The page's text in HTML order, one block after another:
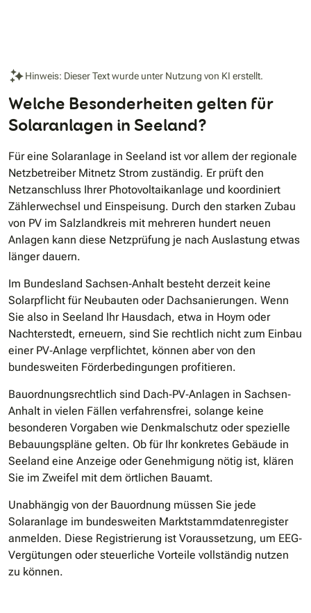
Hinweis: Dieser Text wurde unter Nutzung von KI erstellt.
Welche Besonderheiten gelten für
Solaranlagen in Seeland?
Für eine Solaranlage in Seeland ist vor allem der regionale
Netzbetreiber Mitnetz Strom zuständig. Er prüft den
Netzanschluss Ihrer Photovoltaikanlage und koordiniert
Zählerwechsel und Einspeisung. Durch den starken Zubau
von PV im Salzlandkreis mit mehreren hundert neuen
Anlagen kann diese Netzprüfung je nach Auslastung etwas
länger dauern.
Im Bundesland Sachsen‐Anhalt besteht derzeit keine
Solarpflicht für Neubauten oder Dachsanierungen. Wenn
Sie also in Seeland Ihr Hausdach, etwa in Hoym oder
Nachterstedt, erneuern, sind Sie rechtlich nicht zum Einbau
einer PV‐Anlage verpflichtet, können aber von den
bundesweiten Förderbedingungen profitieren.
Bauordnungsrechtlich sind Dach‐PV‐Anlagen in Sachsen‐
Anhalt in vielen Fällen verfahrensfrei, solange keine
besonderen Vorgaben wie Denkmalschutz oder spezielle
Bebauungspläne gelten. Ob für Ihr konkretes Gebäude in
Seeland eine Anzeige oder Genehmigung nötig ist, klären
Sie im Zweifel mit dem örtlichen Bauamt.
Unabhängig von der Bauordnung müssen Sie jede
Solaranlage im bundesweiten Marktstammdatenregister
anmelden. Diese Registrierung ist Voraussetzung, um EEG‐
Vergütungen oder steuerliche Vorteile vollständig nutzen
zu können.